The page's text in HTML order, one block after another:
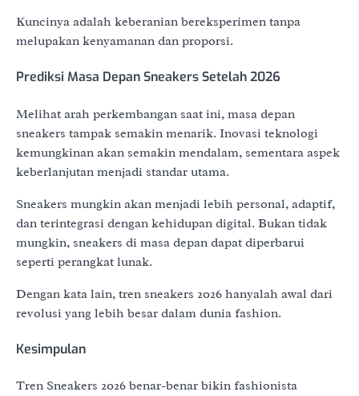
Kuncinya adalah keberanian bereksperimen tanpa
melupakan kenyamanan dan proporsi.
Prediksi Masa Depan Sneakers Setelah 2026
Melihat arah perkembangan saat ini, masa depan
sneakers tampak semakin menarik. Inovasi teknologi
kemungkinan akan semakin mendalam, sementara aspek
keberlanjutan menjadi standar utama.
Sneakers mungkin akan menjadi lebih personal, adaptif,
dan terintegrasi dengan kehidupan digital. Bukan tidak
mungkin, sneakers di masa depan dapat diperbarui
seperti perangkat lunak.
Dengan kata lain, tren sneakers 2026 hanyalah awal dari
revolusi yang lebih besar dalam dunia fashion.
Kesimpulan
Tren Sneakers 2026 benar-benar bikin fashionista